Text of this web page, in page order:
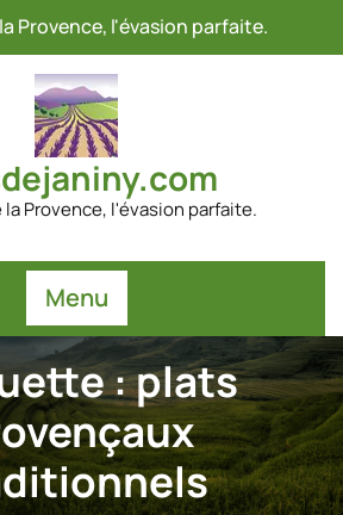
Provence, l'évasion parfaite.
la Provence, l'évasion parfaite.
Menu
:plats